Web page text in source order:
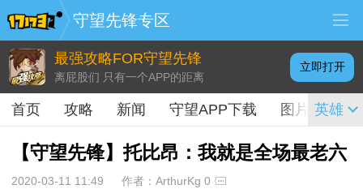
守望先锋专区
最强攻略FOR守望先锋
离屁股们 只有一个APP的距离
立即打开
首页 攻略 新闻 守望APP下载 图片 视频
英雄
【守望先锋】托比昂：我就是全场最老六
2020-03-11 11:49 作者：ArthurKg 0